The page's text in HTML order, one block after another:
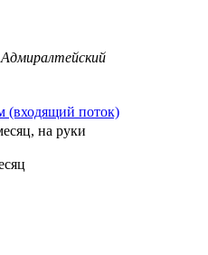
(входящий поток)
на руки